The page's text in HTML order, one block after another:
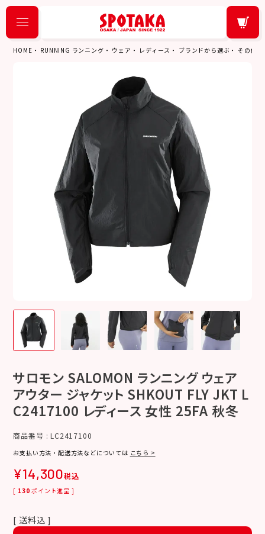
HOME RUNNING ランニング ウェア レディース ブランドから選ぶ その他ブ
サロモン SALOMON ランニング ウェア
アウター ジャケット SHKOUT FLY JKT L
C2417100 レディース 女性 25FA 秋冬
商品番号 LC2417100
お支払い方法・配送方法などについては こちら >
¥14,300税込
[ 130 ポイント進呈 ]
送料込